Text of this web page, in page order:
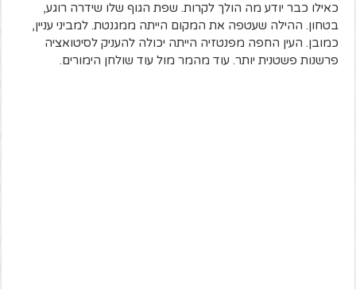
כאילו כבר יודע מה הולך לקרות. שפת הגוף שלו שידרה רוגע,
בטחון. ההילה שעטפה את המקום הייתה ממגנטת. למביני עניין,
כמובן. העין החפה מפנטזיה הייתה יכולה להעניק לסיטואציה
פרשנות פשטנית יותר. עוד מהמר מול עוד שולחן הימורים.